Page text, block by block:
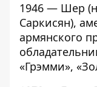
1946 — Шер
Саркисян),
армянского
«Грэмми»,